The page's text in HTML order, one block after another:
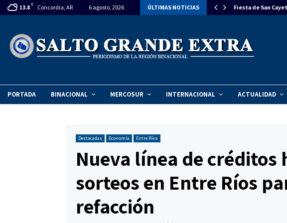
13.8 C Concordia, AR 6 agosto, 2026 ÚLTIMAS NOTICIAS
declarar la emergencia ambiental en el Vertedero Municipal de… Fiesta de San
PORTADA BINACIONAL MERCOSUR INTERNACIONAL ACTUALIDAD
Destacadas Economía Entre Ríos
Nueva línea de créditos
sorteos en Entre Ríos
refacción